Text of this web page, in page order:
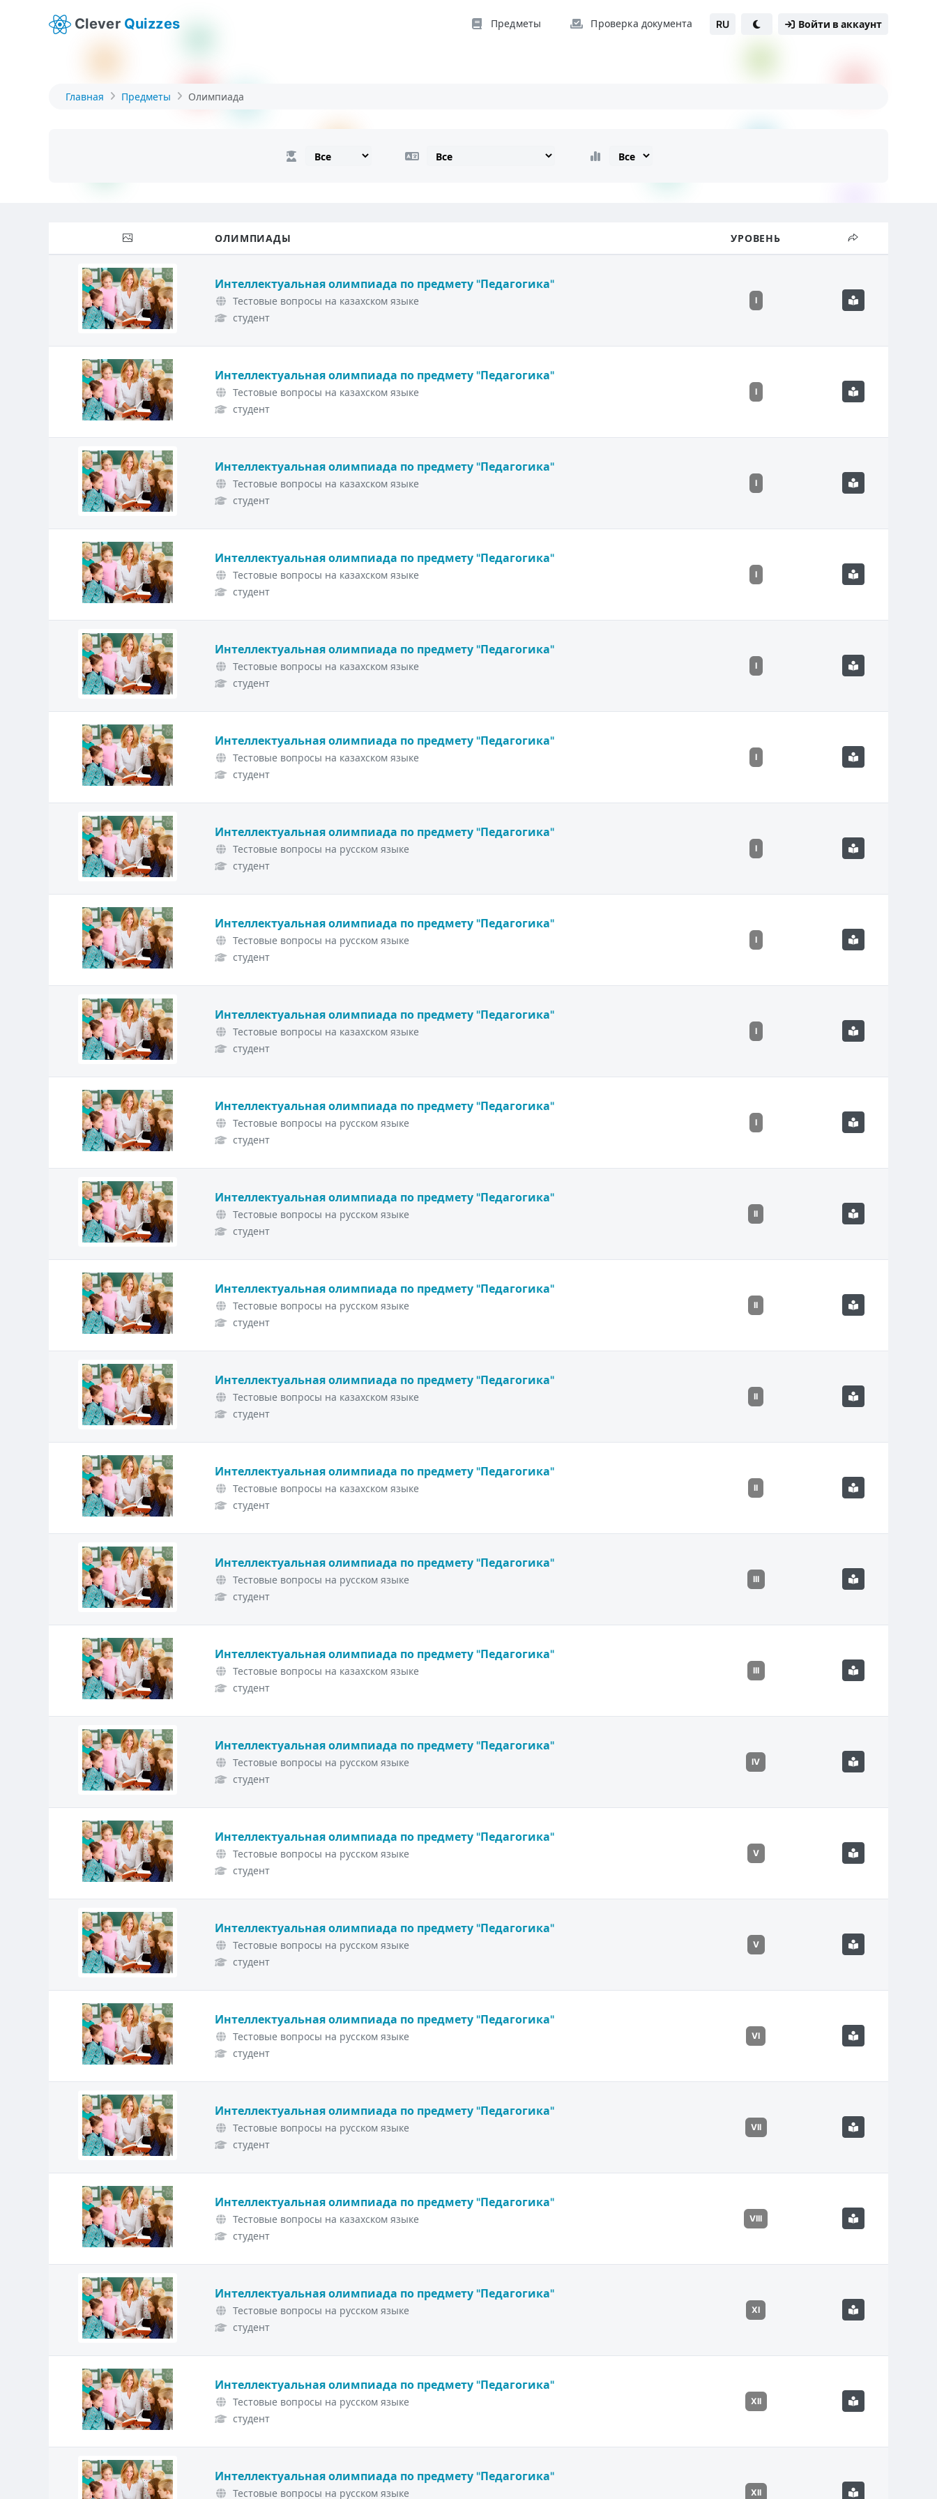
Clever Quizzes Предметы Проверка документа RU Войти в аккаунт
Главная Предметы Олимпиада
ОЛИМПИАДЫ УРОВЕНЬ
Интеллектуальная олимпиада по предмету "Педагогика"
Тестовые вопросы на казахском языке
студент
I
Интеллектуальная олимпиада по предмету "Педагогика"
Тестовые вопросы на казахском языке
студент
I
Интеллектуальная олимпиада по предмету "Педагогика"
Тестовые вопросы на казахском языке
студент
I
Интеллектуальная олимпиада по предмету "Педагогика"
Тестовые вопросы на казахском языке
студент
I
Интеллектуальная олимпиада по предмету "Педагогика"
Тестовые вопросы на казахском языке
студент
I
Интеллектуальная олимпиада по предмету "Педагогика"
Тестовые вопросы на казахском языке
студент
I
Интеллектуальная олимпиада по предмету "Педагогика"
Тестовые вопросы на русском языке
студент
I
Интеллектуальная олимпиада по предмету "Педагогика"
Тестовые вопросы на русском языке
студент
I
Интеллектуальная олимпиада по предмету "Педагогика"
Тестовые вопросы на казахском языке
студент
I
Интеллектуальная олимпиада по предмету "Педагогика"
Тестовые вопросы на русском языке
студент
I
Интеллектуальная олимпиада по предмету "Педагогика"
Тестовые вопросы на русском языке
студент
II
Интеллектуальная олимпиада по предмету "Педагогика"
Тестовые вопросы на русском языке
студент
II
Интеллектуальная олимпиада по предмету "Педагогика"
Тестовые вопросы на казахском языке
студент
II
Интеллектуальная олимпиада по предмету "Педагогика"
Тестовые вопросы на казахском языке
студент
II
Интеллектуальная олимпиада по предмету "Педагогика"
Тестовые вопросы на русском языке
студент
III
Интеллектуальная олимпиада по предмету "Педагогика"
Тестовые вопросы на казахском языке
студент
III
Интеллектуальная олимпиада по предмету "Педагогика"
Тестовые вопросы на русском языке
студент
IV
Интеллектуальная олимпиада по предмету "Педагогика"
Тестовые вопросы на русском языке
студент
V
Интеллектуальная олимпиада по предмету "Педагогика"
Тестовые вопросы на русском языке
студент
V
Интеллектуальная олимпиада по предмету "Педагогика"
Тестовые вопросы на русском языке
студент
VI
Интеллектуальная олимпиада по предмету "Педагогика"
Тестовые вопросы на русском языке
студент
VII
Интеллектуальная олимпиада по предмету "Педагогика"
Тестовые вопросы на казахском языке
студент
VIII
Интеллектуальная олимпиада по предмету "Педагогика"
Тестовые вопросы на русском языке
студент
XI
Интеллектуальная олимпиада по предмету "Педагогика"
Тестовые вопросы на русском языке
студент
XII
Интеллектуальная олимпиада по предмету "Педагогика"
Тестовые вопросы на русском языке XII